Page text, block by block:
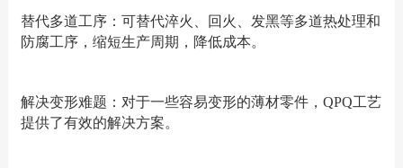
替代多道工序：可替代淬火、回火、发黑等多道热处理和
防腐工序，缩短生产周期，降低成本。
解决变形难题：对于一些容易变形的薄材零件，QPQ工艺
提供了有效的解决方案。